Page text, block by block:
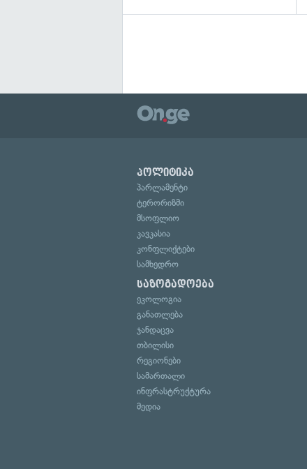
პოლიტიკა
პარლამენტი
ტერორიზმი
მსოფლიო
კავკასია
კონფლიქტები
სამხედრო
საზოგადოება
ეკოლოგია
განათლება
ჯანდაცვა
თბილისი
რეგიონები
სამართალი
ინფრასტრუქტურა
მედია